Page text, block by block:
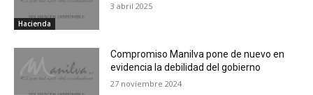
Hacienda
3 abril 2025
Compromiso Manilva pone de nuevo en
evidencia la debilidad del gobierno
27 noviembre 2024